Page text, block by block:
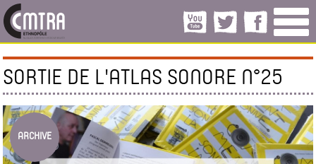
SORTIE DE L'ATLAS SONORE N°25
ARCHIVE